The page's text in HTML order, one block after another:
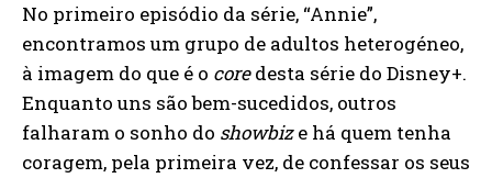
No primeiro episódio da série, “Annie”,
encontramos um grupo de adultos heterogéneo,
à imagem do que é o coredesta série do Disney+.
Enquanto uns são bem-sucedidos, outros
falharam o sonho do showbize há quem tenha
coragem, pela primeira vez, de confessar os seus